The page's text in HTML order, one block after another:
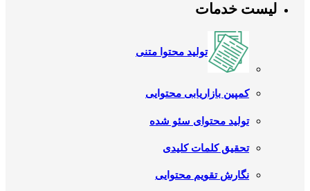
لیست خدمات
تولید محتوا متنی
کمپین بازاریابی محتوایی
تولید محتوای سئو شده
تحقیق کلمات کلیدی
نگارش تقویم محتوایی